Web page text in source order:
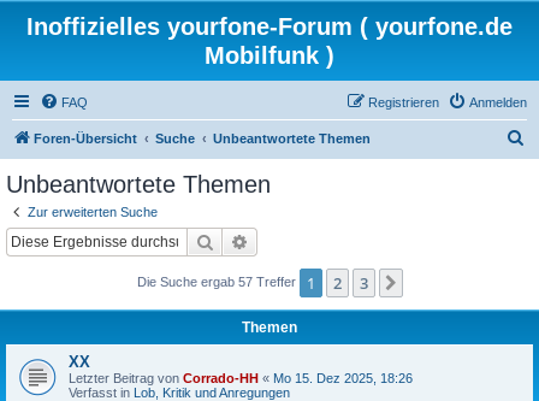
Inoffizielles yourfone-Forum ( yourfone.de
Mobilfunk )
FAQ Anmelden
Registrieren
Foren-Übersicht Suche Unbeantwortete Themen
Unbeantwortete Themen
Zur erweiterten Suche
Suche
Die Suche ergab 57 Treffer 1 2 3
Themen
XX
Letzter Beitrag von Corrado-HH « Mo 15. Dez 2025, 18:26
Verfasst in Lob, Kritik und Anregungen